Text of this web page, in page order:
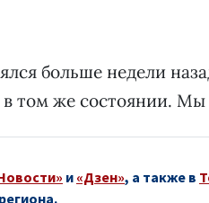
больше недели
в том же состоянии.
и «Дзен», а также в